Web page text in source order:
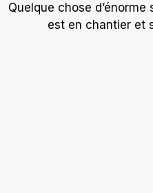
Quelque chose
est en chantier et